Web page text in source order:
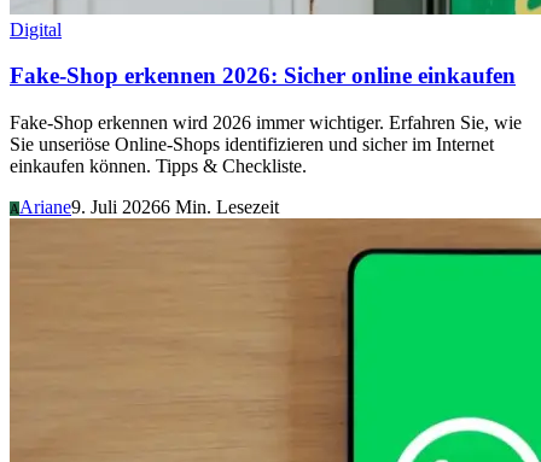
Digital
Fake-Shop erkennen 2026: Sicher online einkaufen
Fake-Shop erkennen wird 2026 immer wichtiger. Erfahren Sie, wie
Sie unseriöse Online-Shops identifizieren und sicher im Internet
einkaufen können. Tipps & Checkliste.
AAriane9. Juli 20266 Min. Lesezeit